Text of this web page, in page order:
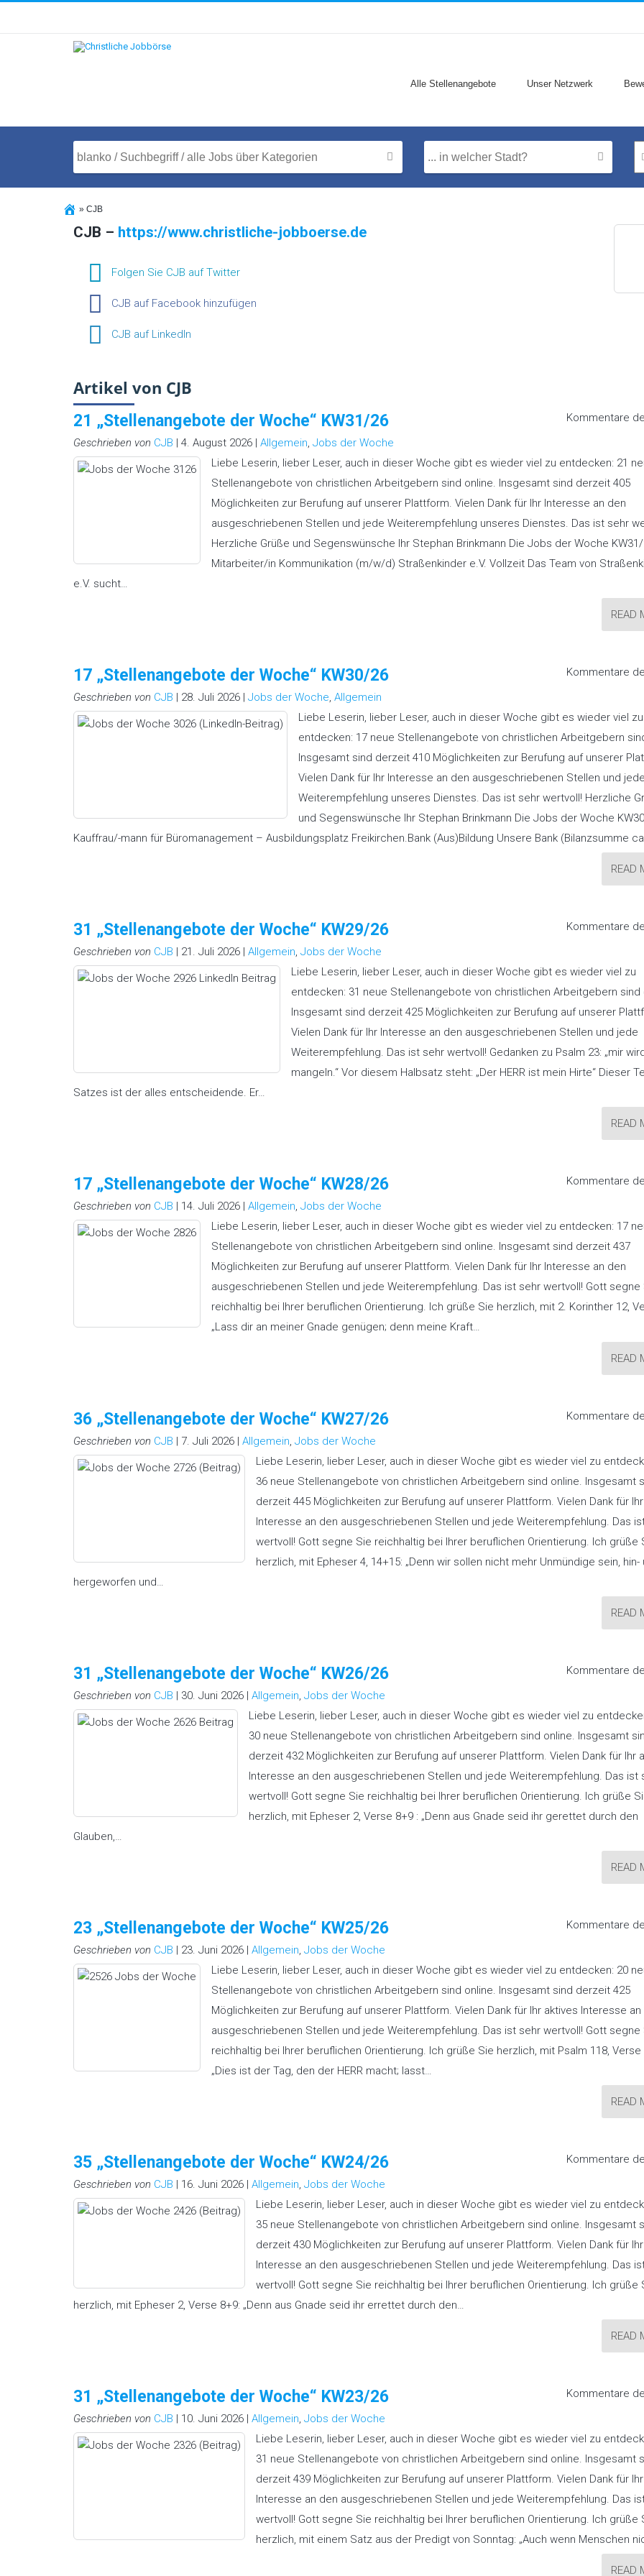
Alle Stellenangebote Unser Netzwerk
» CJB
CJB – https://www.christliche-jobboerse.de
Folgen Sie CJB auf Twitter
CJB auf Facebook hinzufügen
CJB auf LinkedIn
Artikel von CJB
Kommentare
21 „Stellenangebote der Woche“ KW31/26
Geschrieben von CJB | 4. August 2026 | Allgemein, Jobs der Woche
Liebe Leserin, lieber Leser, auch in dieser Woche gibt es wieder viel zu entdecken: 21
Stellenangebote von christlichen Arbeitgebern sind online. Insgesamt sind derzeit 405
Möglichkeiten zur Berufung auf unserer Plattform. Vielen Dank für Ihr Interesse an den
ausgeschriebenen Stellen und jede Weiterempfehlung unseres Dienstes. Das ist sehr
Herzliche Grüße und Segenswünsche Ihr Stephan Brinkmann Die Jobs der Woche
Mitarbeiter/in Kommunikation (m/w/d) Straßenkinder e.V. Vollzeit Das Team von
e.V. sucht…
READ
Kommentare
17 „Stellenangebote der Woche“ KW30/26
Geschrieben von CJB | 28. Juli 2026 | Jobs der Woche, Allgemein
Liebe Leserin, lieber Leser, auch in dieser Woche gibt es wieder viel zu
entdecken: 17 neue Stellenangebote von christlichen Arbeitgebern
Insgesamt sind derzeit 410 Möglichkeiten zur Berufung auf unserer
Vielen Dank für Ihr Interesse an den ausgeschriebenen Stellen und jede
Weiterempfehlung unseres Dienstes. Das ist sehr wertvoll! Herzliche
und Segenswünsche Ihr Stephan Brinkmann Die Jobs der Woche
Kauffrau/-mann für Büromanagement – Ausbildungsplatz Freikirchen.Bank (Aus)Bildung Unsere Bank (Bilanzsumme
READ
Kommentare
31 „Stellenangebote der Woche“ KW29/26
Geschrieben von CJB | 21. Juli 2026 | Allgemein, Jobs der Woche
Liebe Leserin, lieber Leser, auch in dieser Woche gibt es wieder viel zu
entdecken: 31 neue Stellenangebote von christlichen Arbeitgebern sind
Insgesamt sind derzeit 425 Möglichkeiten zur Berufung auf unserer
Vielen Dank für Ihr Interesse an den ausgeschriebenen Stellen und jede
Weiterempfehlung. Das ist sehr wertvoll! Gedanken zu Psalm 23: „mir
mangeln.“ Vor diesem Halbsatz steht: „Der HERR ist mein Hirte“ Dieser
Satzes ist der alles entscheidende. Er…
READ
Kommentare
17 „Stellenangebote der Woche“ KW28/26
Geschrieben von CJB | 14. Juli 2026 | Allgemein, Jobs der Woche
Liebe Leserin, lieber Leser, auch in dieser Woche gibt es wieder viel zu entdecken: 17
Stellenangebote von christlichen Arbeitgebern sind online. Insgesamt sind derzeit 437
Möglichkeiten zur Berufung auf unserer Plattform. Vielen Dank für Ihr Interesse an den
ausgeschriebenen Stellen und jede Weiterempfehlung. Das ist sehr wertvoll! Gott segne
reichhaltig bei Ihrer beruflichen Orientierung. Ich grüße Sie herzlich, mit 2. Korinther 12,
„Lass dir an meiner Gnade genügen; denn meine Kraft…
READ
Kommentare
36 „Stellenangebote der Woche“ KW27/26
Geschrieben von CJB | 7. Juli 2026 | Allgemein Jobs der Woche
Liebe Leserin, lieber Leser, auch in dieser Woche gibt es wieder viel zu
36 neue Stellenangebote von christlichen Arbeitgebern sind online. Insgesamt
derzeit 445 Möglichkeiten zur Berufung auf unserer Plattform. Vielen Dank für Ihr
Interesse an den ausgeschriebenen Stellen und jede Weiterempfehlung. Das
wertvoll! Gott segne Sie reichhaltig bei Ihrer beruflichen Orientierung. Ich grüße
herzlich, mit Epheser 4, 14+15: „Denn wir sollen nicht mehr Unmündige sein, hin-
hergeworfen und…
READ
Kommentare
31 „Stellenangebote der Woche“ KW26/26
Geschrieben von CJB | 30. Juni 2026 | Allgemein, Jobs der Woche
Liebe Leserin, lieber Leser, auch in dieser Woche gibt es wieder viel zu
30 neue Stellenangebote von christlichen Arbeitgebern sind online. Insgesamt
derzeit 432 Möglichkeiten zur Berufung auf unserer Plattform. Vielen Dank für Ihr
Interesse an den ausgeschriebenen Stellen und jede Weiterempfehlung. Das ist
wertvoll! Gott segne Sie reichhaltig bei Ihrer beruflichen Orientierung. Ich grüße
herzlich, mit Epheser 2, Verse 8+9 : „Denn aus Gnade seid ihr gerettet durch den
Glauben,…
READ
Kommentare
23 „Stellenangebote der Woche“ KW25/26
Geschrieben von CJB | 23. Juni 2026 | Allgemein, Jobs der Woche
Liebe Leserin, lieber Leser, auch in dieser Woche gibt es wieder viel zu entdecken: 20
Stellenangebote von christlichen Arbeitgebern sind online. Insgesamt sind derzeit 425
Möglichkeiten zur Berufung auf unserer Plattform. Vielen Dank für Ihr aktives Interesse an
ausgeschriebenen Stellen und jede Weiterempfehlung. Das ist sehr wertvoll! Gott segne
reichhaltig bei Ihrer beruflichen Orientierung. Ich grüße Sie herzlich, mit Psalm 118, Verse
„Dies ist der Tag, den der HERR macht; lasst…
READ
Kommentare
35 „Stellenangebote der Woche“ KW24/26
Geschrieben von CJB | 16. Juni 2026 | Allgemein, Jobs der Woche
Liebe Leserin, lieber Leser, auch in dieser Woche gibt es wieder viel zu
35 neue Stellenangebote von christlichen Arbeitgebern sind online. Insgesamt
derzeit 430 Möglichkeiten zur Berufung auf unserer Plattform. Vielen Dank für
Interesse an den ausgeschriebenen Stellen und jede Weiterempfehlung. Das
wertvoll! Gott segne Sie reichhaltig bei Ihrer beruflichen Orientierung. Ich grüße
herzlich, mit Epheser 2, Verse 8+9: „Denn aus Gnade seid ihr errettet durch den…
READ
Kommentare
31 „Stellenangebote der Woche“ KW23/26
Geschrieben von CJB | 10. Juni 2026 | Allgemein, Jobs der Woche
Liebe Leserin, lieber Leser, auch in dieser Woche gibt es wieder viel zu
31 neue Stellenangebote von christlichen Arbeitgebern sind online. Insgesamt
derzeit 439 Möglichkeiten zur Berufung auf unserer Plattform. Vielen Dank für
Interesse an den ausgeschriebenen Stellen und jede Weiterempfehlung. Das
wertvoll! Gott segne Sie reichhaltig bei Ihrer beruflichen Orientierung. Ich grüße
herzlich, mit einem Satz aus der Predigt von Sonntag: „Auch wenn Menschen
READ